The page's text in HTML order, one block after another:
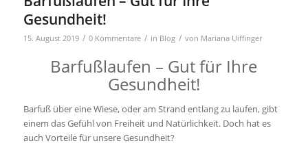
Gesundheit!
15. August 2019 / 0 Kommentare / in Blog / von Mariana Uiffinger
Barfußlaufen – Gut für Ihre
Gesundheit!
Barfuß über eine Wiese, oder am Strand entlang zu laufen, gibt
einem das Gefühl von Freiheit und Natürlichkeit. Doch hat es
auch Vorteile für unsere Gesundheit?